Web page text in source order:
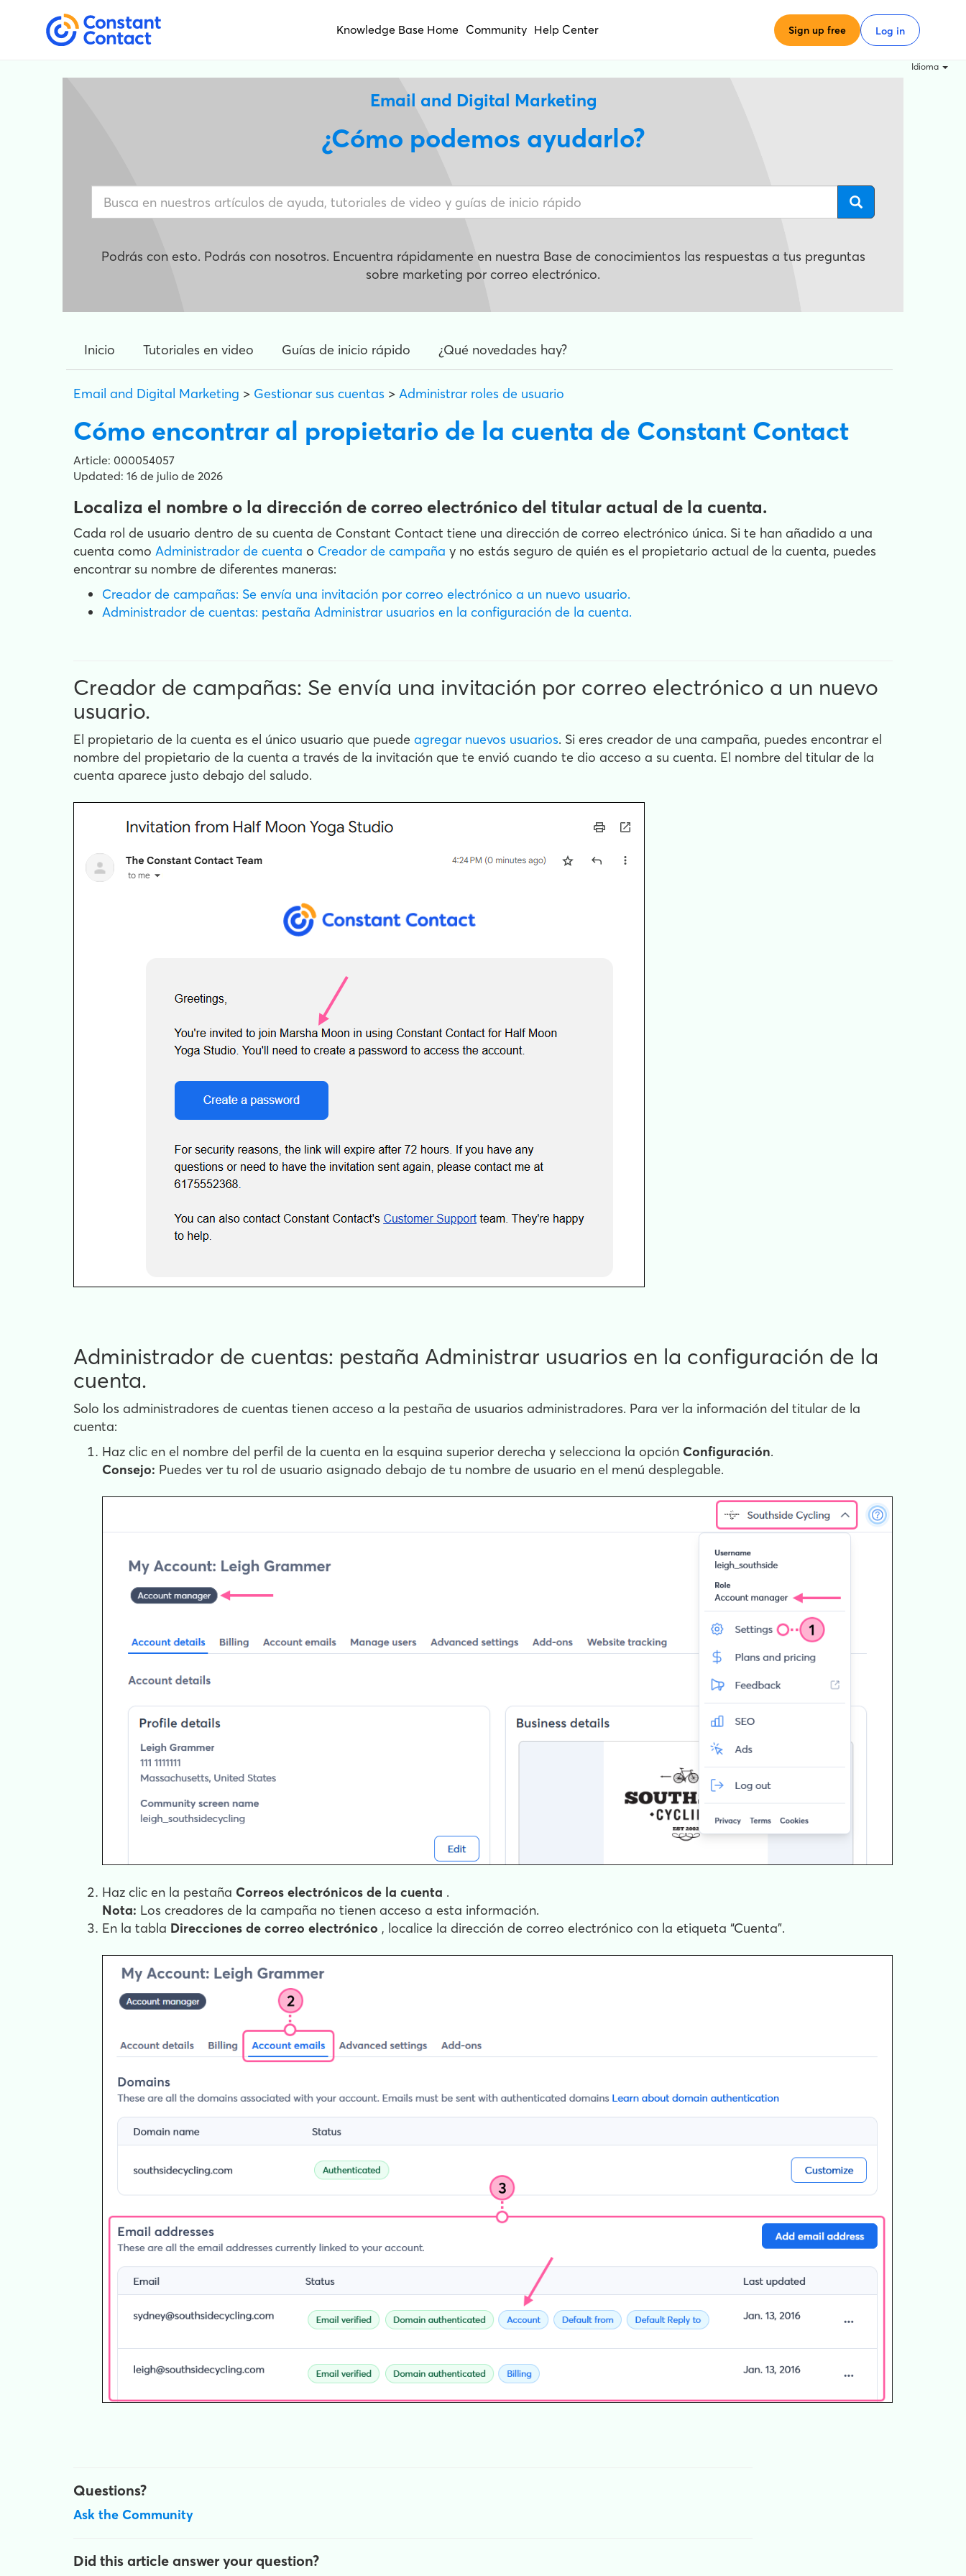
Knowledge Base Home Community Help Center Sign up free Log in
Idioma
Email and Digital Marketing
¿Cómo podemos ayudarlo?
Podrás con esto. Podrás con nosotros. Encuentra rápidamente en nuestra Base de conocimientos las respuestas a tus preguntas
sobre marketing por correo electrónico.
Inicio Tutoriales en video Guías de inicio rápido ¿Qué novedades hay?
Email and Digital Marketing > Gestionar sus cuentas > Administrar roles de usuario
Cómo encontrar al propietario de la cuenta de Constant Contact
Article: 000054057
Updated: 16 de julio de 2026
Localiza el nombre o la dirección de correo electrónico del titular actual de la cuenta.
Cada rol de usuario dentro de su cuenta de Constant Contact tiene una dirección de correo electrónico única. Si te han añadido a una
cuenta como Administrador de cuenta o Creador de campaña y no estás seguro de quién es el propietario actual de la cuenta, puedes
encontrar su nombre de diferentes maneras:
Creador de campañas: Se envía una invitación por correo electrónico a un nuevo usuario.
Administrador de cuentas: pestaña Administrar usuarios en la configuración de la cuenta.
Creador de campañas: Se envía una invitación por correo electrónico a un nuevo
usuario.
El propietario de la cuenta es el único usuario que puede agregar nuevos usuarios. Si eres creador de una campaña, puedes encontrar el
nombre del propietario de la cuenta a través de la invitación que te envió cuando te dio acceso a su cuenta. El nombre del titular de la
cuenta aparece justo debajo del saludo.
Administrador de cuentas: pestaña Administrar usuarios en la configuración de la
cuenta.
Solo los administradores de cuentas tienen acceso a la pestaña de usuarios administradores. Para ver la información del titular de la
cuenta:
Haz clic en el nombre del perfil de la cuenta en la esquina superior derecha y selecciona la opción Configuración.
Consejo: Puedes ver tu rol de usuario asignado debajo de tu nombre de usuario en el menú desplegable.
Haz clic en la pestaña Correos electrónicos de la cuenta .
Nota: Los creadores de la campaña no tienen acceso a esta información.
En la tabla Direcciones de correo electrónico , localice la dirección de correo electrónico con la etiqueta “Cuenta”.
Questions?
Ask the Community
Did this article answer your question?